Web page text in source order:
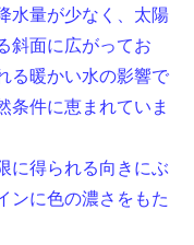
水量が少なく、太陽
斜面に広がってお
る暖かい水の影響で
条件に恵まれていま
に得られる向きにぶ
ンに色の濃さをもた